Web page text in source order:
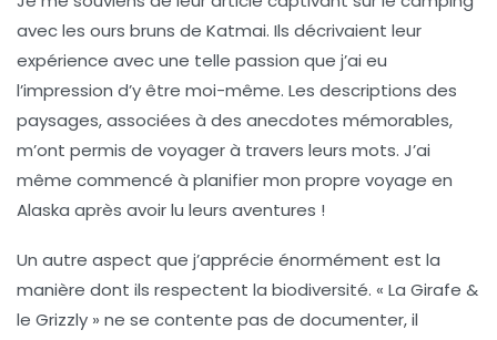
avec les ours bruns de Katmai. Ils décrivaient leur
expérience avec une telle passion que j’ai eu
l’impression d’y être moi-même. Les descriptions des
paysages, associées à des anecdotes mémorables,
m’ont permis de voyager à travers leurs mots. J’ai
même commencé à planifier mon propre voyage en
Alaska après avoir lu leurs aventures !
Un autre aspect que j’apprécie énormément est la
manière dont ils respectent la biodiversité. « La Girafe &
le Grizzly » ne se contente pas de documenter, il